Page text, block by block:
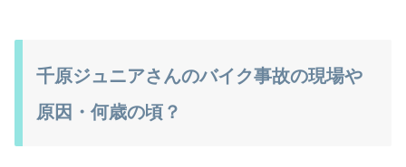
千原ジュニアさんのバイク事故の現場や
原因・何歳の頃？